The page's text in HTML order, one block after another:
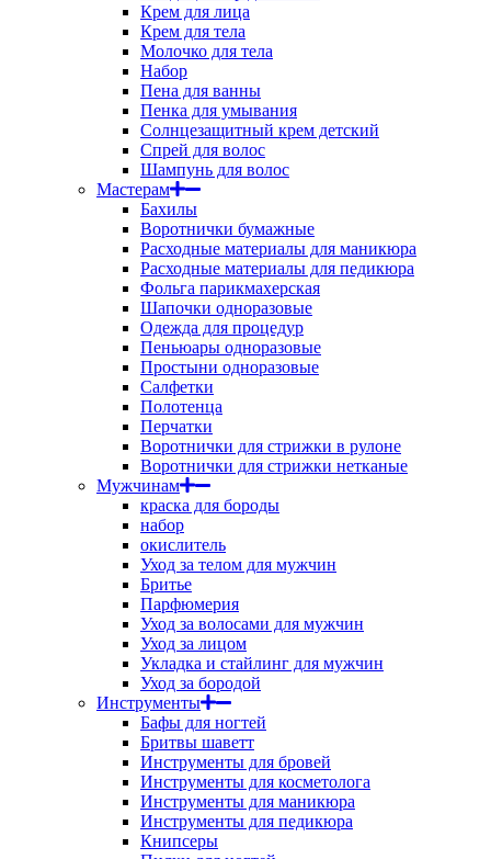
Крем для лица
Крем для тела
Молочко для тела
Набор
Пена для ванны
Пенка для умывания
Солнцезащитный крем детский
Спрей для волос
Шампунь для волос
Мастерам
Бахилы
Воротнички бумажные
Расходные материалы для маникюра
Расходные материалы для педикюра
Фольга парикмахерская
Шапочки одноразовые
Одежда для процедур
Пеньюары одноразовые
Простыни одноразовые
Салфетки
Полотенца
Перчатки
Воротнички для стрижки в рулоне
Воротнички для стрижки нетканые
Мужчинам
краска для бороды
набор
окислитель
Уход за телом для мужчин
Бритье
Парфюмерия
Уход за волосами для мужчин
Уход за лицом
Укладка и стайлинг для мужчин
Уход за бородой
Инструменты
Бафы для ногтей
Бритвы шаветт
Инструменты для бровей
Инструменты для косметолога
Инструменты для маникюра
Инструменты для педикюра
Книпсеры